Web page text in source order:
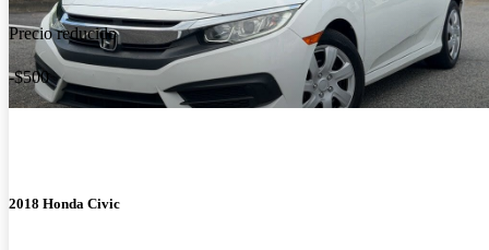
Precio reducido
-$500
2018 Honda Civic